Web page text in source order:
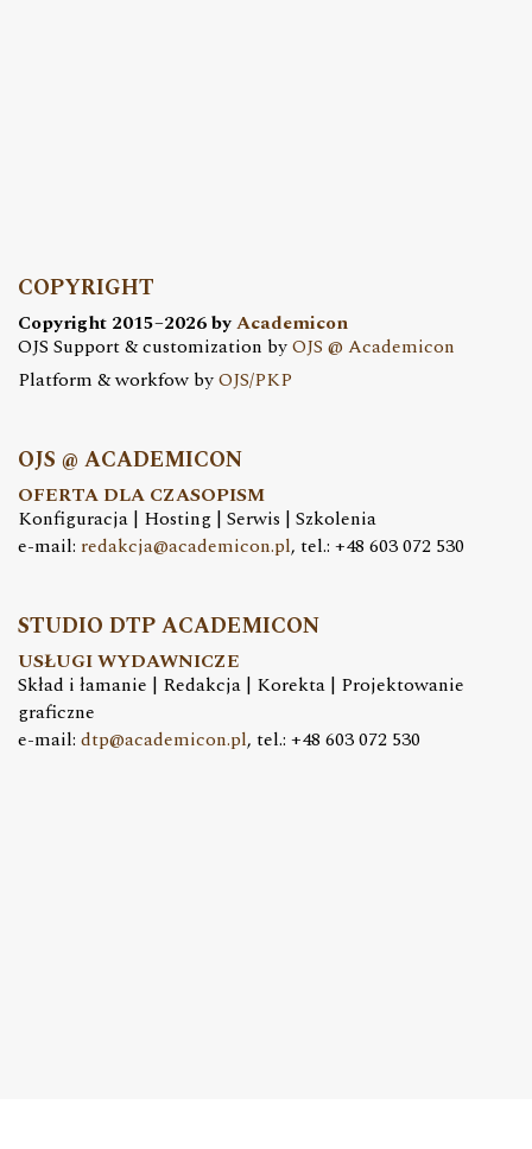
COPYRIGHT
Copyright 2015–2026 byAcademicon
OJS Support & customization byOJS @ Academicon
Platform & workfow byOJS/PKP
OJS @ ACADEMICON
OFERTA DLA CZASOPISM
Konfiguracja | Hosting | Serwis | Szkolenia
e-mail: redakcja@academicon.pl, tel.: +48 603 072 530
STUDIO DTP ACADEMICON
USŁUGI WYDAWNICZE
Skład i łamanie | Redakcja | Korekta | Projektowanie
graficzne
e-mail: dtp@academicon.pl, tel.: +48 603 072 530